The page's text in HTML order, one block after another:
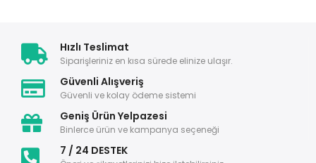
Hızlı Teslimat
Siparişleriniz en kısa sürede elinize ulaşır.
Güvenli Alışveriş
Güvenli ve kolay ödeme sistemi
Geniş Ürün Yelpazesi
Binlerce ürün ve kampanya seçeneği
7 / 24 DESTEK